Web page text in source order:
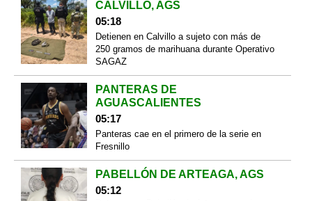
CALVILLO, AGS
05:18
Detienen en Calvillo a sujeto con más de
250 gramos de marihuana durante Operativo
SAGAZ
PANTERAS DE
AGUASCALIENTES
05:17
Panteras cae en el primero de la serie en
Fresnillo
PABELLÓN DE ARTEAGA, AGS
05:12